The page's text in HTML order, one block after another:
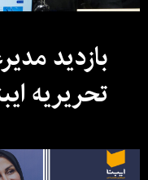
بازدید
تحریریه